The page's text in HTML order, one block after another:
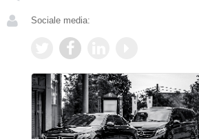
Sociale media: